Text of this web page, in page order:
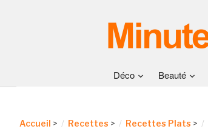
Déco Beauté
Accueil > Recettes > Recettes Plats >